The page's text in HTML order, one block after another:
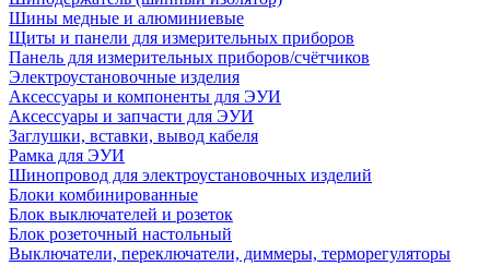
Шины медные и алюминиевые
Щиты и панели для измерительных приборов
Панель для измерительных приборов/счётчиков
Электроустановочные изделия
Аксессуары и компоненты для ЭУИ
Аксессуары и запчасти для ЭУИ
Заглушки, вставки, вывод кабеля
Рамка для ЭУИ
Шинопровод для электроустановочных изделий
Блоки комбинированные
Блок выключателей и розеток
Блок розеточный настольный
Выключатели, переключатели, диммеры, терморегуляторы